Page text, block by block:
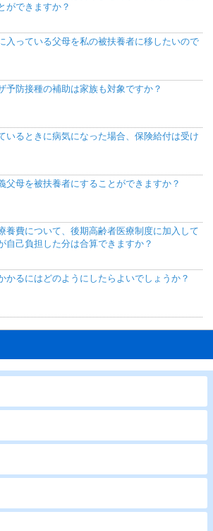
ができますか？
入っている父母を私の被扶養者に移したいので
予防接種の補助は家族も対象ですか？
いるときに病気になった場合、保険給付は受け
父母を被扶養者にすることができますか？
養費について、後期高齢者医療制度に加入して
自己負担した分は合算できますか？
かるにはどのようにしたらよいでしょうか？